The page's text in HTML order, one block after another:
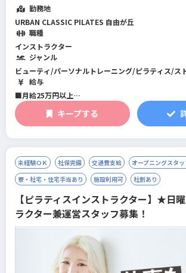
デビューできますし、 その後も定期的に専門知識を
勤務地
URBAN CLASSIC PILATES 自由が丘
職種
インストラクター
ジャンル
ビューティ/パーソナルトレーニング/ピラティス/ス
ニング/機能改善系/マネジメント･店舗運営/フィット
給与
■月給25万円以上
※10月から給与改定あり。面接時に詳細をご説明させ
※一律地域手当と固定残業代20時間分（2万9188円
給します）
※試用期間2ヶ月。期間中の雇用形態・給与に差異は
※10月より試用期間3ヶ月に変更あり。給与に変更
キープする
未経験ＯＫ 社保完備 交通費支給
オープニングスタッ
寮・社宅・住宅手当あり
施設利用可 社割あり
【ピラティスインストラクター】★日
ラクター兼運営スタッフ募集！